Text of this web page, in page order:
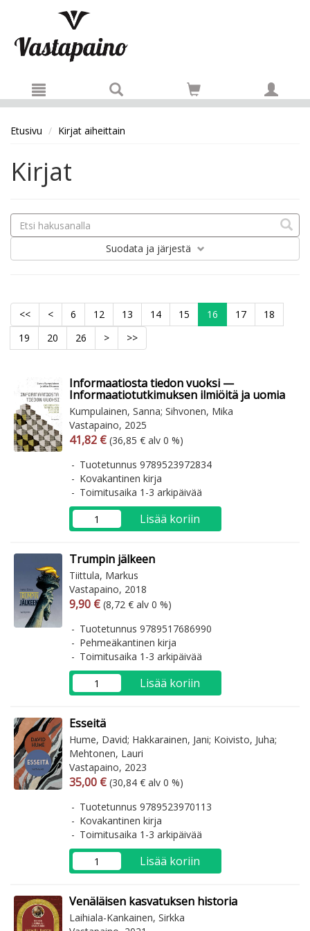
Etusivu Kirjat aiheittain
Kirjat
Suodata ja järjestä
<< < 6 12 13 14 15 16 17
18
19
20 26 > >>
Informaatiosta tiedon vuoksi —
Informaatiotutkimuksen ilmiöitä ja uomia
Kumpulainen, Sanna; Sihvonen, Mika
Vastapaino, 2025
Arvonlisäverollinen hinta
41,82 € Arvonlisäveroton hinta
(36,85 € alv 0 %)
Tuotetunnus 9789523972834
Kovakantinen kirja
Toimitusaika 1-3 arkipäivää
Lisää koriin
Trumpin jälkeen
Tiittula, Markus
Vastapaino, 2018
Arvonlisäverollinen hinta
9,90 € Arvonlisäveroton hinta
(8,72 € alv 0 %)
Tuotetunnus 9789517686990
Pehmeäkantinen kirja
Toimitusaika 1-3 arkipäivää
Lisää koriin
Esseitä
Hume, David; Hakkarainen, Jani; Koivisto, Juha;
Mehtonen, Lauri
Vastapaino, 2023
Arvonlisäverollinen hinta
35,00 € Arvonlisäveroton hinta
(30,84 € alv 0 %)
Tuotetunnus 9789523970113
Kovakantinen kirja
Toimitusaika 1-3 arkipäivää
Lisää koriin
Venäläisen kasvatuksen historia
Laihiala-Kankainen, Sirkka